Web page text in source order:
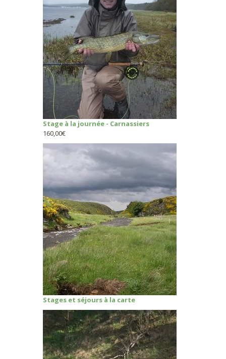
Stage à la journée - Carnassiers
160,00€
Stages et séjours à la carte